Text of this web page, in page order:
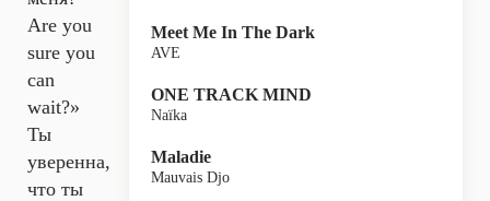
Are you
sure you
can
wait?»
Ты
уверенна,
что ты
Meet Me In The Dark
AVE
ONE TRACK MIND
Naïka
Maladie
Mauvais Djo